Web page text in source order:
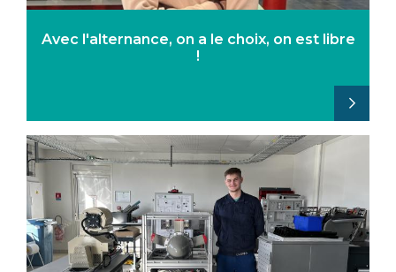
Avec l'alternance, on a le choix, on est libre
!